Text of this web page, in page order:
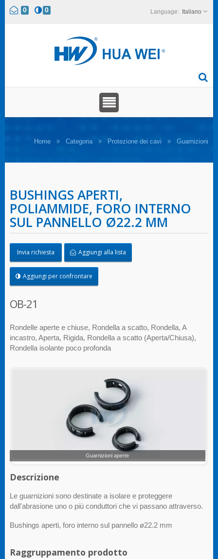
0 0 Italiano
Home Categoria Protezione dei cavi Guarnizioni
BUSHINGS APERTI,
POLIAMMIDE, FORO INTERNO
SUL PANNELLO Ø22.2 MM
Invia richiesta Aggiungi alla lista
Aggiungi per confrontare
OB-21
Rondelle aperte e chiuse, Rondella a scatto, Rondella, A
incastro, Aperta, Rigida, Rondella a scatto (Aperta/Chiusa),
Rondella isolante poco profonda
Guarnizioni aperte
Descrizione
Le guarnizioni sono destinate a isolare e proteggere
dall'abrasione uno o più conduttori che vi passano attraverso.
Bushings aperti, foro interno sul pannello ø22.2 mm
Raggruppamento prodotto